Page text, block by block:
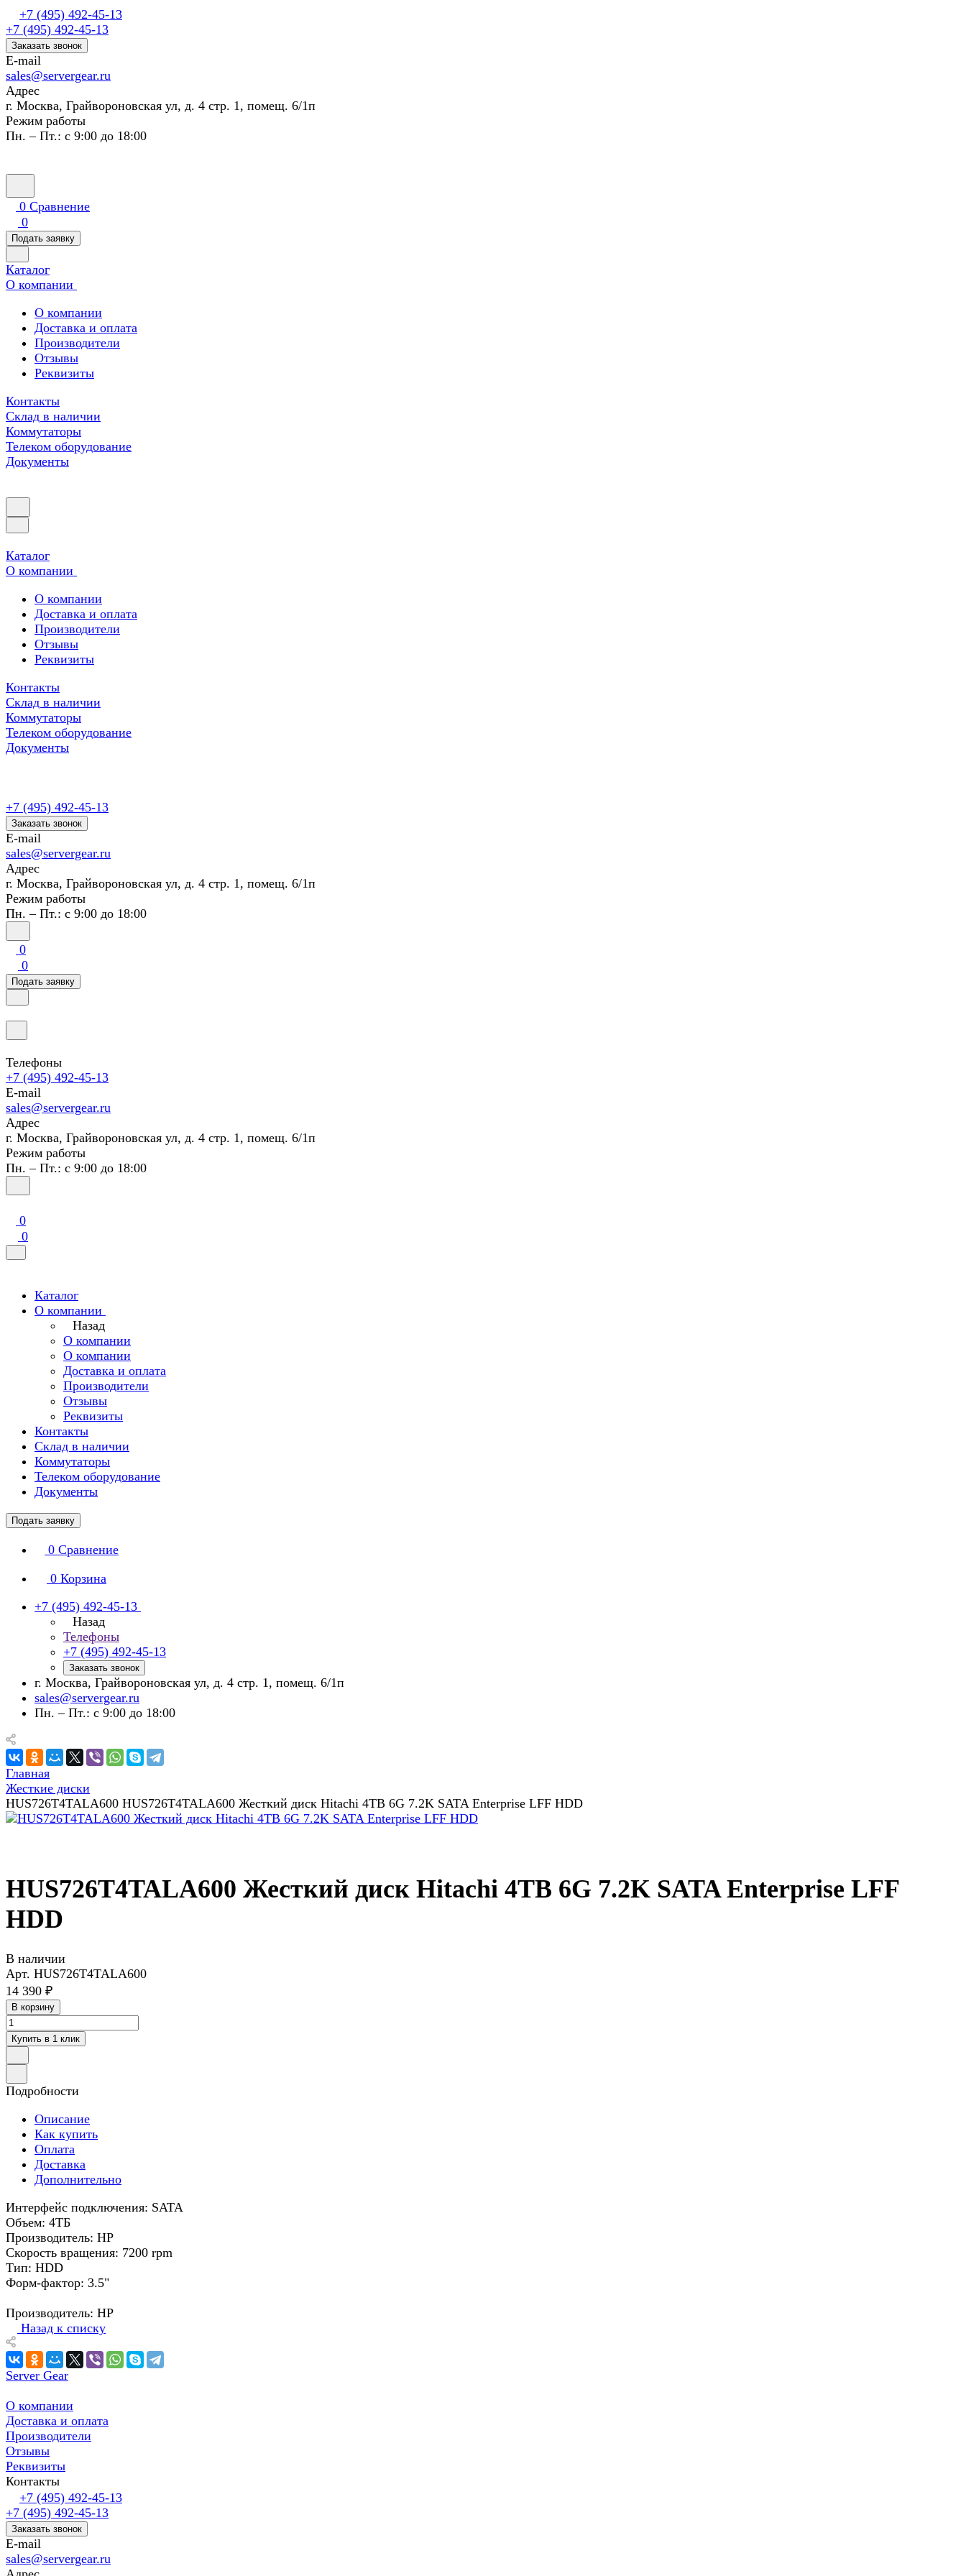
+7 (495) 492-45-13
+7 (495) 492-45-13
Заказать звонок
E-mail
sales@servergear.ru
Адрес
г. Москва, Грайвороновская ул, д. 4 стр. 1, помещ. 6/1п
Режим работы
Пн. – Пт.: с 9:00 до 18:00
0 Сравнение
0
Подать заявку
Каталог
О компании
О компании
Доставка и оплата
Производители
Отзывы
Реквизиты
Контакты
Склад в наличии
Коммутаторы
Телеком оборудование
Документы
Каталог
О компании
О компании
Доставка и оплата
Производители
Отзывы
Реквизиты
Контакты
Склад в наличии
Коммутаторы
Телеком оборудование
Документы
+7 (495) 492-45-13
Заказать звонок
E-mail
sales@servergear.ru
Адрес
г. Москва, Грайвороновская ул, д. 4 стр. 1, помещ. 6/1п
Режим работы
Пн. – Пт.: с 9:00 до 18:00
0
0
Подать заявку
Телефоны
+7 (495) 492-45-13
E-mail
sales@servergear.ru
Адрес
г. Москва, Грайвороновская ул, д. 4 стр. 1, помещ. 6/1п
Режим работы
Пн. – Пт.: с 9:00 до 18:00
0
0
Каталог
О компании
Назад
О компании
О компании
Доставка и оплата
Производители
Отзывы
Реквизиты
Контакты
Склад в наличии
Коммутаторы
Телеком оборудование
Документы
Подать заявку
0 Сравнение
0 Корзина
+7 (495) 492-45-13
Назад
Телефоны
+7 (495) 492-45-13
Заказать звонок
г. Москва, Грайвороновская ул, д. 4 стр. 1, помещ. 6/1п
sales@servergear.ru
Пн. – Пт.: с 9:00 до 18:00
Главная
Жесткие диски
HUS726T4TALA600 HUS726T4TALA600 Жесткий диск Hitachi 4TB 6G 7.2K SATA Enterprise LFF HDD
HUS726T4TALA600 Жесткий диск Hitachi 4TB 6G 7.2K SATA Enterprise LFF
HDD
В наличии
Арт. HUS726T4TALA600
14 390 ₽
В корзину
Купить в 1 клик
Подробности
Описание
Как купить
Оплата
Доставка
Дополнительно
Интерфейс подключения: SATA
Объем: 4ТБ
Производитель: HP
Скорость вращения: 7200 rpm
Тип: HDD
Форм-фактор: 3.5"
Производитель: HP
Назад к списку
Server Gear
О компании
Доставка и оплата
Производители
Отзывы
Реквизиты
Контакты
+7 (495) 492-45-13
+7 (495) 492-45-13
Заказать звонок
E-mail
sales@servergear.ru